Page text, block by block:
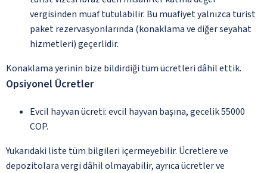
vergisinden muaf tutulabilir. Bu muafiyet yalnızca turist
paket rezervasyonlarında (konaklama ve diğer seyahat
hizmetleri) geçerlidir.
Konaklama yerinin bize bildirdiği tüm ücretleri dâhil ettik.
Opsiyonel Ücretler
Evcil hayvan ücreti: evcil hayvan başına, gecelik 55000
COP.
Yukarıdaki liste tüm bilgileri içermeyebilir. Ücretlere ve
depozitolara vergi dâhil olmayabilir, ayrıca ücretler ve